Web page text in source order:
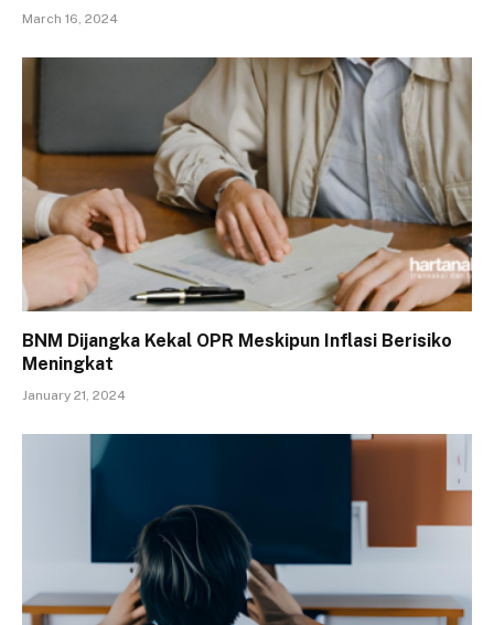
March 16, 2024
BNM Dijangka Kekal OPR Meskipun Inflasi Berisiko
Meningkat
January 21, 2024